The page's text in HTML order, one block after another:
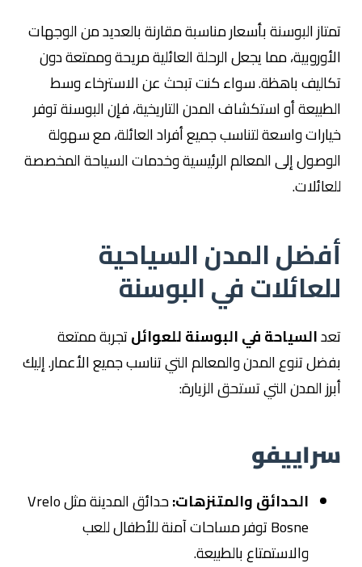
تمتاز البوسنة بأسعار مناسبة مقارنة بالعديد من الوجهات
الأوروبية، مما يجعل الرحلة العائلية مريحة وممتعة دون
تكاليف باهظة. سواء كنت تبحث عن الاسترخاء وسط
الطبيعة أو استكشاف المدن التاريخية، فإن البوسنة توفر
خيارات واسعة لتناسب جميع أفراد العائلة، مع سهولة
الوصول إلى المعالم الرئيسية وخدمات السياحة المخصصة
للعائلات.
أفضل المدن السياحية
للعائلات في البوسنة
تعدالسياحة في البوسنة للعوائلتجربة ممتعة
بفضل تنوع المدن والمعالم التي تناسب جميع الأعمار. إليك
أبرز المدن التي تستحق الزيارة:
سراييفو
الحدائق والمتنزهات:
حدائق المدينة مثل Vrelo
Bosne توفر مساحات آمنة للأطفال للعب
والاستمتاع بالطبيعة.